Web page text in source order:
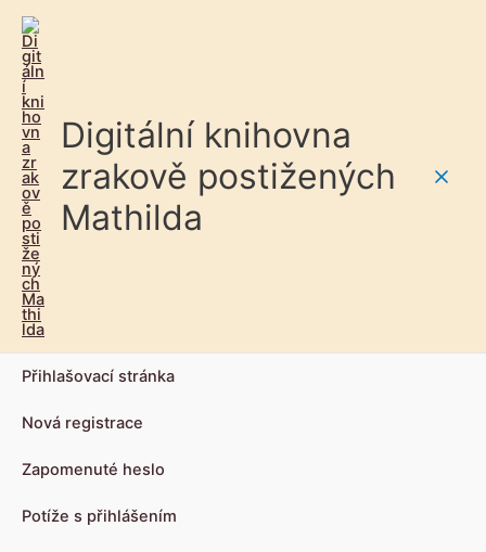
Digitální knihovna
zrakově postižených
Mathilda
Přihlašovací stránka
Nová registrace
Zapomenuté heslo
Potíže s přihlášením